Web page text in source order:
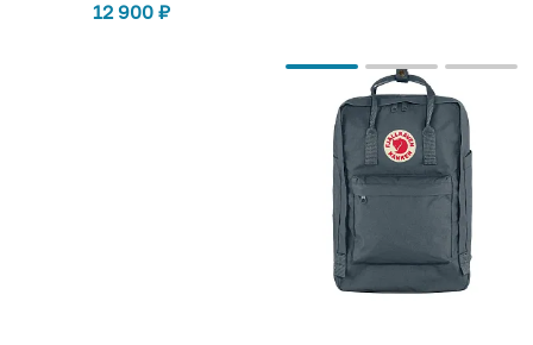
12 900 ₽